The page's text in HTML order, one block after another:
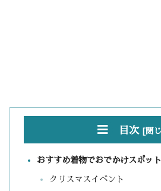
目次
おすすめ着物でおでかけスポット
クリスマスイベント